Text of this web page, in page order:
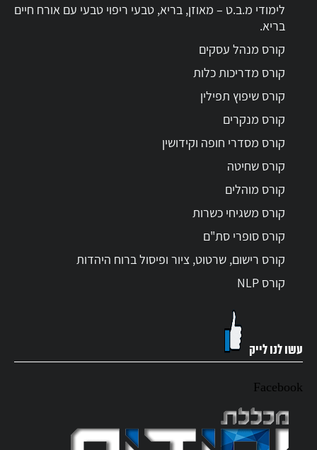
לימודי מ.ב.ט – מאוזן, בריא, טבעי ריפוי טבעי עם אורח חיים
בריא.
קורס מנהל עסקים
קורס מדריכות כלות
קורס שיפוץ תפילין
קורס מנקרים
קורס מסדרי חופה וקידושין
קורס שחיטה
קורס מוהלים
קורס משגיחי כשרות
קורס סופרי סת"ם
קורס רישום, שרטוט, ציור ופיסול ברוח היהדות
קורס NLP
עשו לנו לייק
Facebook